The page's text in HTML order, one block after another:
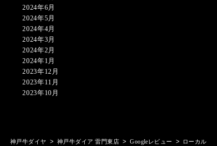
2024年6月
2024年5月
2024年4月
2024年3月
2024年2月
2024年1月
2023年12月
2023年11月
2023年10月
神戸牛ダイヤ > 神戸牛ダイア 雷門東店 > Googleレビュー >
ローカル